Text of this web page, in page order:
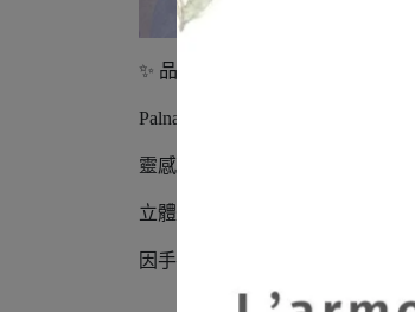
✨ 品牌故事 × 工藝魅力
Palnart Poc 來自日本，由充滿
靈感取自星空、自然與日常裡悄
立體造型搭配柔和塗料，呈現出
因手工而生的細微不同，就像星